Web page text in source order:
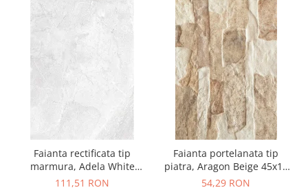
Faianta rectificata tip
marmura, Adela White
30x90, alb, finisaj lucios
111,51 RON
Faianta portelanata tip
piatra, Aragon Beige 45x15
cm, bej, finisaj mat
54,29 RON